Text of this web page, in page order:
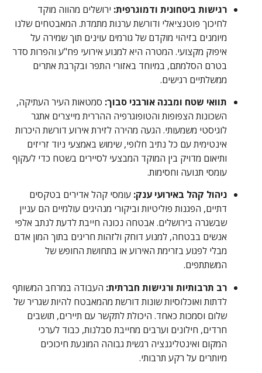
רגישות ביטחונית ודמוגרפית: ירושלים מהווה מוקד
לחיכוך פוטנציאלי ודורשת ערנות מתמדת. המאבטחים שלנו
מיומנים בזיהוי מוקדם של גורמים עוינים תוך שמירה על
איפוק מקצועי. המטרה היא למנוע אירועי פח"ע והפרות סדר
בטרם הסלמתם, במיוחד באזורי התפר ובקרבת אתרים
ממשלתיים רגישים.
תוואי שטח ומבנה אורבני סבוך: סמטאות העיר העתיקה,
השכונות הצפופות והטופוגרפיה ההררית מייצרים אתגר
לוגיסטי משמעותי. הגעה מהירה לזירת אירוע דורשת היכרות
אינטימית עם כל נתיב חלופי, שימוש באמצעי ניוד זריזים
ותיאום מדויק בין המוקד המבצעי לסיירים בשטח כדי לעקוף
עומסי תנועה וחסימות.
ניהול קהל באירועי ענק: עומסי קהל אדירים בטקסים
דתיים, הפגנות פוליטיות וביקורי מנהיגים עולמיים הם עניין
שבשגרה בירושלים. אבטחה נכונה חייבת לדעת לנתב אלפי
אנשים בבטחה, למנוע דוחק ולזהות חריגים בתוך המון אדם
מבלי לפגוע בזרימת האירוע או בתחושת החופש של
המשתתפים.
רב תרבותיות ורגישות חברתית: העבודה במרחב המשותף
לדתות ואוכלוסיות שונות דורשת מהמאבטח להיות שגריר של
שלום וסמכות כאחד. היכולת לתקשר עם תיירים, תושבים
חרדים, חילונים וערבים מחייבת סבלנות, כבוד לערכי
המקום ואינטליגנציה רגשית גבוהה המונעת חיכוכים
מיותרים על רקע תרבותי.